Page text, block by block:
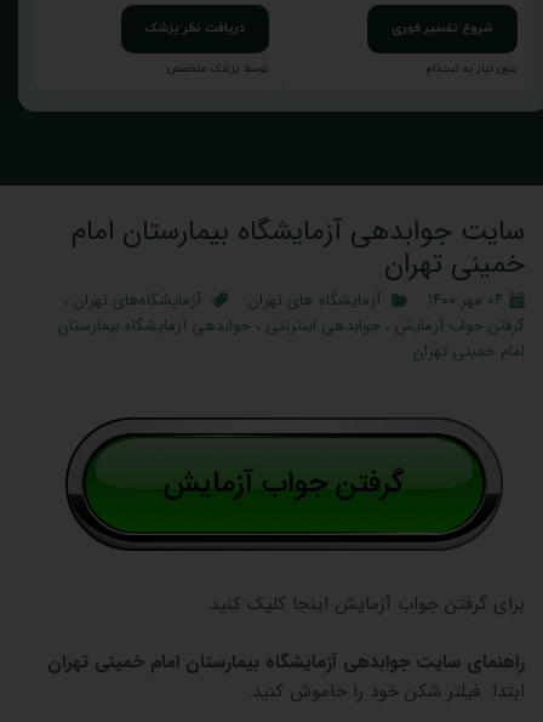
شروع تفسیر فوری
بدون نیاز به ثبت‌نام
دریافت نظر پزشک
توسط پزشک متخصص
سایت جوابدهی آزمایشگاه بیمارستان امام
خمینی تهران
۰۴ مهر ۱۴۰۰ آزمایشگاه‌ های تهران آزمایشگاه‌های تهران ،
گرفتن جواب آزمایش ، جوابدهی اینترنتی ، جوابدهی آزمایشگاه بیمارستان
امام خمینی تهران
برای گرفتن جواب آزمایش اینجا کلیک کنید.
راهنمای سایت جوابدهی آزمایشگاه بیمارستان امام خمینی تهران
ابتدا فیلتر شکن خود را خاموش کنید.